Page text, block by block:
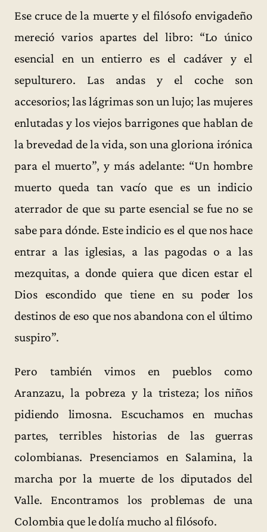
Ese cruce de la muerte y el filósofo envigadeño
mereció varios apartes del libro: “Lo único
esencial en un entierro es el cadáver y el
sepulturero. Las andas y el coche son
accesorios; las lágrimas son un lujo; las mujeres
enlutadas y los viejos barrigones que hablan de
la brevedad de la vida, son una gloriona irónica
para el muerto”, y más adelante: “Un hombre
muerto queda tan vacío que es un indicio
aterrador de que su parte esencial se fue no se
sabe para dónde. Este indicio es el que nos hace
entrar a las iglesias, a las pagodas o a las
mezquitas, a donde quiera que dicen estar el
Dios escondido que tiene en su poder los
destinos de eso que nos abandona con el último
suspiro”.
Pero también vimos en pueblos como
Aranzazu, la pobreza y la tristeza; los niños
pidiendo limosna. Escuchamos en muchas
partes, terribles historias de las guerras
colombianas. Presenciamos en Salamina, la
marcha por la muerte de los diputados del
Valle. Encontramos los problemas de una
Colombia que le dolía mucho al filósofo.